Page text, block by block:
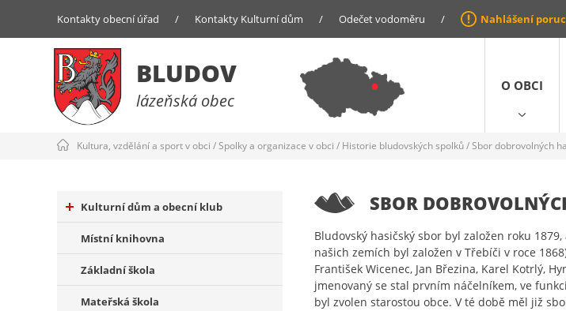
Kontakty obecní úřad / Kontakty Kulturní dům / Odečet vodoměru / Nahlášení
BLUDOV
lázeňská obec
O OBCI
Kultura, vzdělání a sport v obci /Spolky a organizace v obci / Historie bludovských spolků/Sbor dobrovolných
Kulturní dům a obecní klub
Místní knihovna
Základní škola
Mateřská škola
SBOR
Bludovský hasičský sbor byl založen roku
našich zemích byl založen v Třebíči v roce
František Wicenec, Jan Březina, Karel Kotrlý,
jmenovaný se stal prvním náčelníkem, ve
byl zvolen starostou obce. V té době měl již